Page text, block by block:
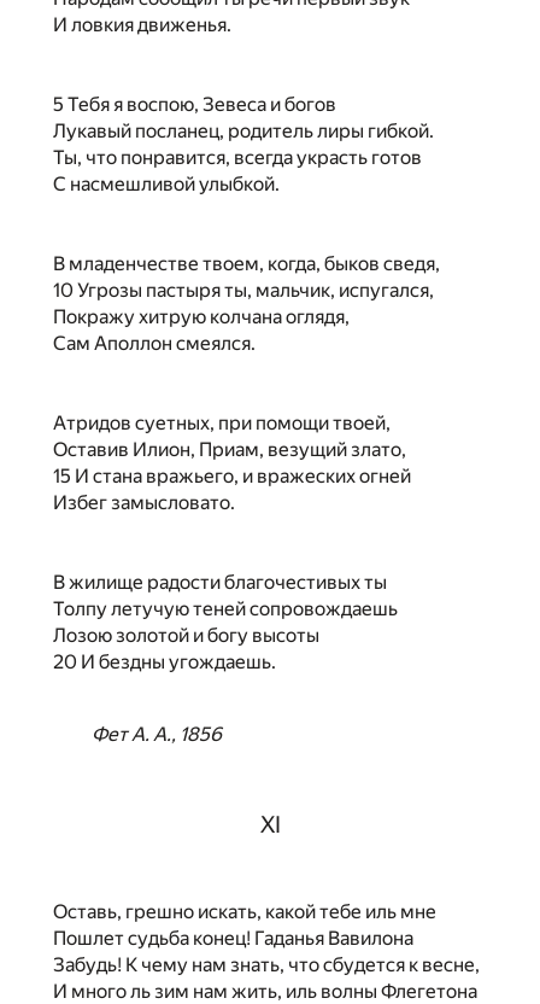
И ловкия движенья.
5 Тебя я воспою, Зевеса и богов
Лукавый посланец, родитель лиры гибкой.
Ты, что понравится, всегда украсть готов
С насмешливой улыбкой.
В младенчестве твоем, когда, быков сведя,
10 Угрозы пастыря ты, мальчик, испугался,
Покражу хитрую колчана оглядя,
Сам Аполлон смеялся.
Атридов суетных, при помощи твоей,
Оставив Илион, Приам, везущий злато,
15 И стана вражьего, и вражеских огней
Избег замысловато.
В жилище радости благочестивых ты
Толпу летучую теней сопровождаешь
Лозою золотой и богу высоты
20 И бездны угождаешь.
Фет А. А., 1856
XI
Оставь, грешно искать, какой тебе иль мне
Пошлет судьба конец! Гаданья Вавилона
Забудь! К чему нам знать, что сбудется к весне,
И много ль зим нам жить, иль волны Флегетона